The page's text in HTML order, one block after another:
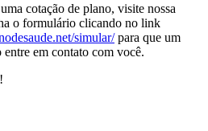
cotação de plano, visite nossa
o formulário clicando no link
simular/para que um
em contato com você.